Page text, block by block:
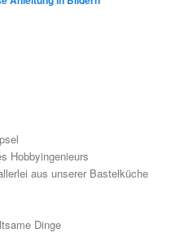
Hobbyingenieurs
aus unserer Bastelküche
Dinge